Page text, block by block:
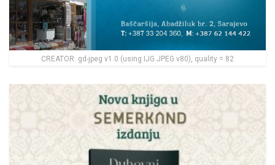
CREATOR: gd-jpeg v1.0 (using IJG JPEG v80), quality = 82